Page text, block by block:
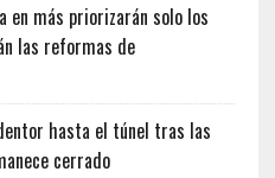
en más priorizarán solo los
las reformas de
hasta el túnel tras las
cerrado